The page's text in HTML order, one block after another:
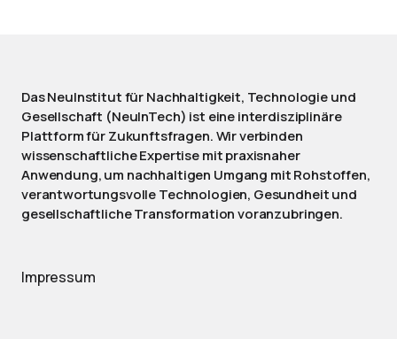
Das NeuInstitut für Nachhaltigkeit, Technologie und
Gesellschaft (NeuInTech) ist eine interdisziplinäre
Plattform für Zukunftsfragen. Wir verbinden
wissenschaftliche Expertise mit praxisnaher
Anwendung, um nachhaltigen Umgang mit Rohstoffen,
verantwortungsvolle Technologien, Gesundheit und
gesellschaftliche Transformation voranzubringen.
Impressum